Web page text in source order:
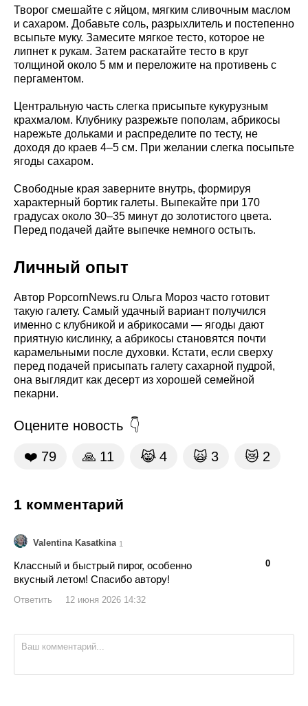
Творог смешайте с яйцом, мягким сливочным маслом
и сахаром. Добавьте соль, разрыхлитель и постепенно
всыпьте муку. Замесите мягкое тесто, которое не
липнет к рукам. Затем раскатайте тесто в круг
толщиной около 5 мм и переложите на противень с
пергаментом.
Центральную часть слегка присыпьте кукурузным
крахмалом. Клубнику разрежьте пополам, абрикосы
нарежьте дольками и распределите по тесту, не
доходя до краев 4–5 см. При желании слегка посыпьте
ягоды сахаром.
Свободные края заверните внутрь, формируя
характерный бортик галеты. Выпекайте при 170
градусах около 30–35 минут до золотистого цвета.
Перед подачей дайте выпечке немного остыть.
Личный опыт
Автор PopcornNews.ru Ольга Мороз часто готовит
такую галету. Самый удачный вариант получился
именно с клубникой и абрикосами — ягоды дают
приятную кислинку, а абрикосы становятся почти
карамельными после духовки. Кстати, если сверху
перед подачей присыпать галету сахарной пудрой,
она выглядит как десерт из хорошей семейной
пекарни.
Оцените новость
❤️ 79 🙏 11 😹 4 🙀 3 😿 2
1 комментарий
Valentina Kasatkina 1
0
Классный и быстрый пирог, особенно
вкусный летом! Спасибо автору!
Ответить 12 июня 2026 14:32